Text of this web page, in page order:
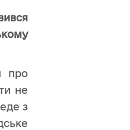
про
не
з